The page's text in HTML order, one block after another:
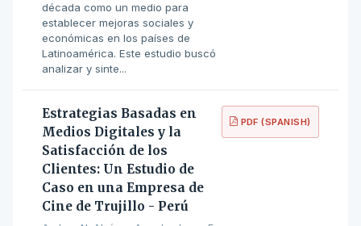
década como un medio para
establecer mejoras sociales y
económicas en los países de
Latinoamérica. Este estudio buscó
analizar y sinte...
Estrategias Basadas en
Medios Digitales y la
Satisfacción de los
Clientes: Un Estudio de
Caso en una Empresa de
Cine de Trujillo - Perú
PDF (SPANISH)